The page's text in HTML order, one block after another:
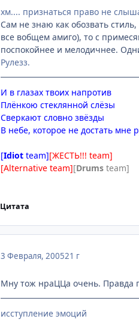
хм.... признаться право не
Сам не знаю как обозвать
все вобщем амиго), то с
поспокойнее и мелодичнее.
Рулезз.
И в глазах твоих напротив
Плёнкою стеклянной слёзы
Сверкают словно звёзды
В небе, которое не достать мне
[Idiot team][ЖЕСТЬ!!! team]
[Alternative team][Drums team]
Цитата
3 Февраля, 200521 г
Мну тож нраЦЦа очень. Правда
исступление эмоций